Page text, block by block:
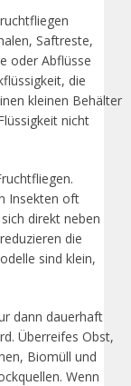
Saftreste,
oder Abflüsse
die
kleinen Behälter
nicht
Insekten oft
direkt neben
die
sind klein,
dann dauerhaft
Überreifes Obst,
Biomüll und
Wenn